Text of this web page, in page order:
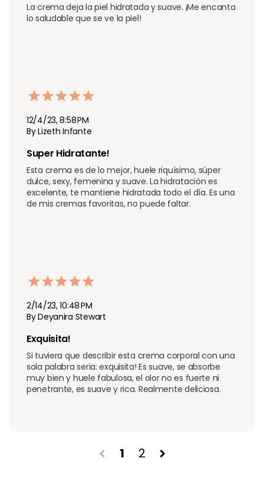
La crema deja la piel hidratada y suave. ¡Me encanta
lo saludable que se ve la piel!
12/4/23, 8:58 PM
By Lizeth Infante
Super Hidratante!
Esta crema es de lo mejor, huele riquísimo, súper
dulce, sexy, femenina y suave. La hidratación es
excelente, te mantiene hidratada todo el día. Es una
de mis cremas favoritas, no puede faltar.
2/14/23, 10:48 PM
By Deyanira Stewart
Exquisita!
Si tuviera que describir esta crema corporal con una
sola palabra seria: exquisita! Es suave, se absorbe
muy bien y huele fabulosa, el olor no es fuerte ni
penetrante, es suave y rica. Realmente deliciosa.
chevron_left 1 2 chevron_right